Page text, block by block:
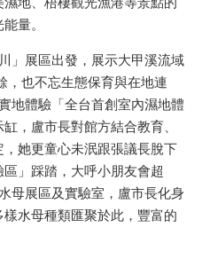
量。
」展區出發，展示大甲溪流域
，也不忘生態保育與在地連
地體驗「全台首創室內濕地體
，盧市長對館方結合教育、
她更童心未泯跟張議長脫下
」踩踏，大呼小朋友會超
母展區及實驗室，盧市長化身
水母種類匯聚於此，豐富的